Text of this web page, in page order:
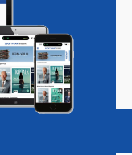
Vacatures